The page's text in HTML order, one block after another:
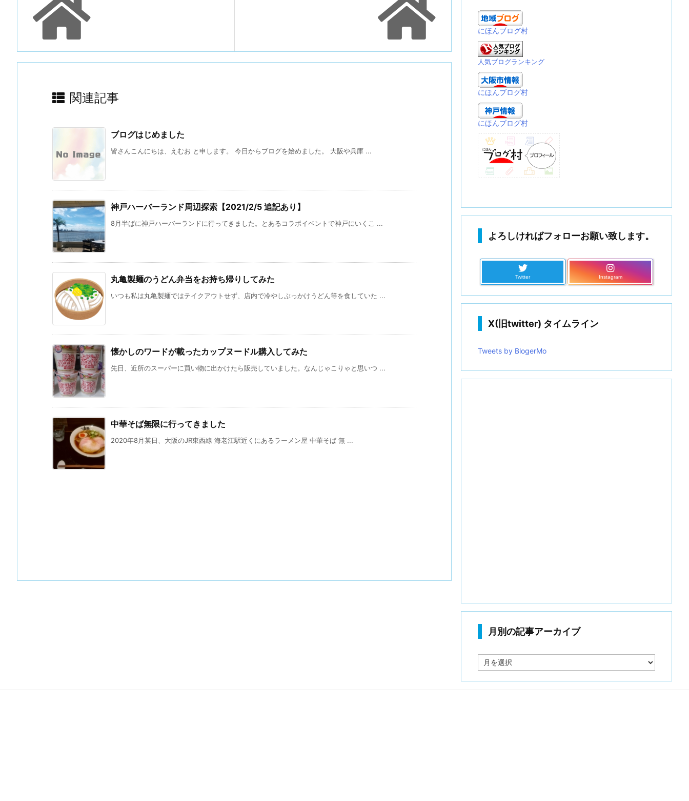
関連記事
ブログはじめました
皆さんこんにちは、えむお と申します。 今日からブログを始めました。 大阪や兵庫 ...
神戸ハーバーランド周辺探索【2021/2/5 追記あり】
8月半ばに神戸ハーバーランドに行ってきました。とあるコラボイベントで神戸にいくこ ...
丸亀製麺のうどん弁当をお持ち帰りしてみた
いつも私は丸亀製麺ではテイクアウトせず、店内で冷やしぶっかけうどん等を食していた ...
懐かしのワードが載ったカップヌードル購入してみた
先日、近所のスーパーに買い物に出かけたら販売していました。なんじゃこりゃと思いつ ...
中華そば無限に行ってきました
2020年8月某日、大阪のJR東西線 海老江駅近くにあるラーメン屋 中華そば 無 ...
にほんブログ村
人気ブログランキング
にほんブログ村
にほんブログ村
よろしければフォローお願い致します。
Twitter Instagram
X(旧twitter) タイムライン
Tweets by BlogerMo
月別の記事アーカイブ
別
記